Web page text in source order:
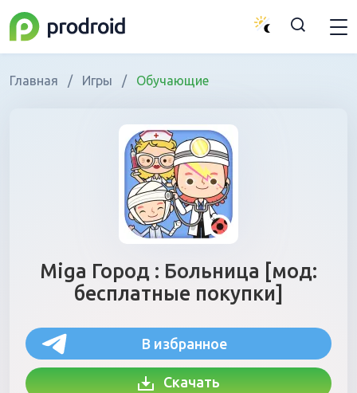
Главная / Игры / Обучающие
Miga Город : Больница [мод:
бесплатные покупки]
В избранное
Скачать